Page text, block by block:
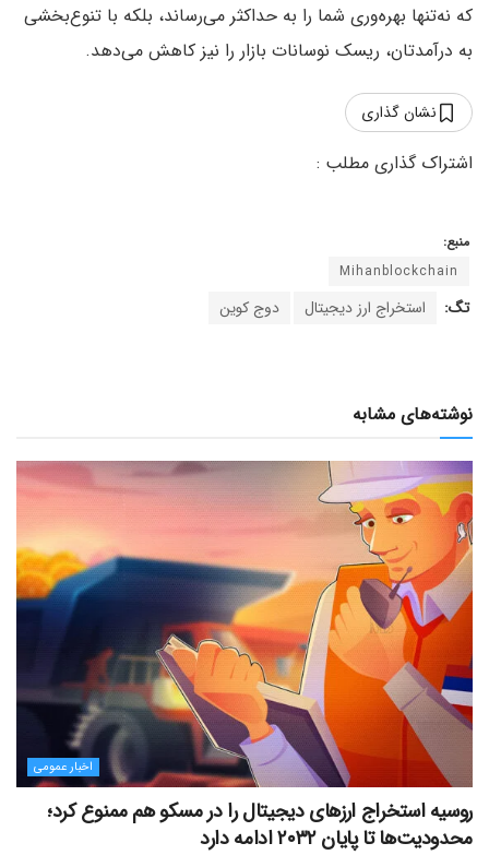
که نه‌تنها بهره‌وری شما را به حداکثر می‌رساند، بلکه با تنوع‌بخشی
به درآمدتان، ریسک نوسانات بازار را نیز کاهش می‌دهد.
نشان گذاری
منبع:
Mihanblockchain
تگ: استخراج ارز دیجیتال دوج کوین
نوشته‌های مشابه
اخبار عمومی
روسیه استخراج ارزهای دیجیتال را در مسکو هم ممنوع کرد؛
محدودیت‌ها تا پایان ۲۰۳۲ ادامه دارد